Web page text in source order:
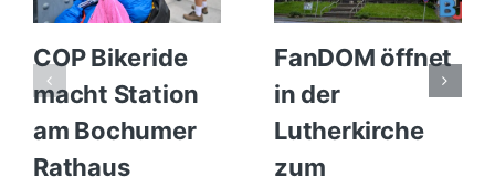
COP Bikeride
macht Station
am Bochumer
Rathaus
FanDOM öffnet
in der
Lutherkirche
zum